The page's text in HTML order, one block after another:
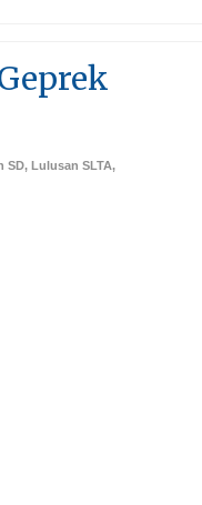
SD, Lulusan SLTA,